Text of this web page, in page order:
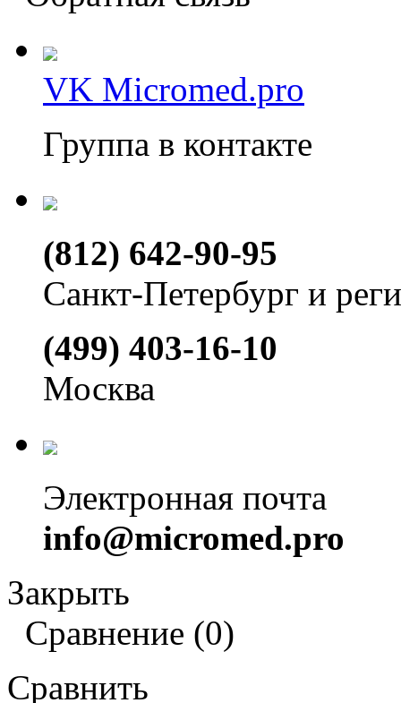
VK Micromed.pro
Группа в контакте
(812) 642-90-95
Санкт-Петербург и
(499) 403-16-10
Москва
Электронная почта
info@micromed.pro
Закрыть
Сравнение (0)
Сравнить